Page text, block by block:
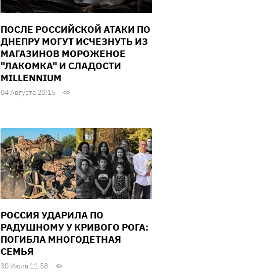
ПОСЛЕ РОССИЙСКОЙ АТАКИ ПО
ДНЕПРУ МОГУТ ИСЧЕЗНУТЬ ИЗ
МАГАЗИНОВ МОРОЖЕНОЕ
"ЛАКОМКА" И СЛАДОСТИ
MILLENNIUM
04 Августа 20:15
РОССИЯ УДАРИЛА ПО
РАДУШНОМУ У КРИВОГО РОГА:
ПОГИБЛА МНОГОДЕТНАЯ
СЕМЬЯ
30 Июля 11:58